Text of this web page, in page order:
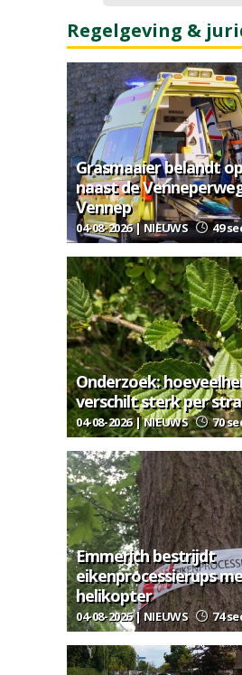
Regelgeving &
Grasmaaier belandt
naast de
Vennep
04-08-2026 | NIEUWS 49
Onderzoek:
verschilt sterk per
04-08-2026 | NIEUWS 70
Emmerich bestrijdt
eikenprocessierups
helikopter
04-08-2026 | NIEUWS 74